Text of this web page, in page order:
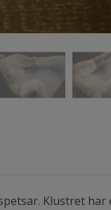
Klustret har